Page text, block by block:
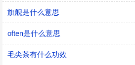
旗舰是什么意思
often是什么意思
毛尖茶有什么功效